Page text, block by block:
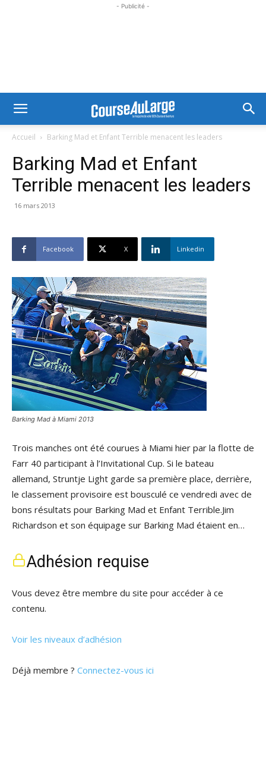
- Publicité -
Accueil Barking Mad et Enfant Terrible menacent les leaders
Barking Mad et Enfant
Terrible menacent les leaders
16 mars 2013
Facebook X Linkedin
Barking Mad à Miami 2013
Trois manches ont été courues à Miami hier par la flotte de
Farr 40 participant à l’Invitational Cup. Si le bateau
allemand, Struntje Light garde sa première place, derrière,
le classement provisoire est bousculé ce vendredi avec de
bons résultats pour Barking Mad et Enfant Terrible.Jim
Richardson et son équipage sur Barking Mad étaient en…
Adhésion requise
Vous devez être membre du site pour accéder à ce
contenu.
Voir les niveaux d’adhésion
Déjà membre ? Connectez-vous ici